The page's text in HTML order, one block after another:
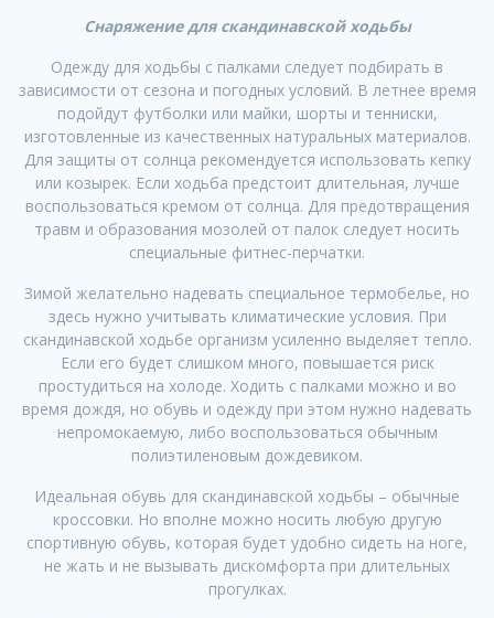
Снаряжение для скандинавской ходьбы
Одежду для ходьбы с палками следует подбирать в
зависимости от сезона и погодных условий. В летнее время
подойдут футболки или майки, шорты и тенниски,
изготовленные из качественных натуральных материалов.
Для защиты от солнца рекомендуется использовать кепку
или козырек. Если ходьба предстоит длительная, лучше
воспользоваться кремом от солнца. Для предотвращения
травм и образования мозолей от палок следует носить
специальные фитнес-перчатки.
Зимой желательно надевать специальное термобелье, но
здесь нужно учитывать климатические условия. При
скандинавской ходьбе организм усиленно выделяет тепло.
Если его будет слишком много, повышается риск
простудиться на холоде. Ходить с палками можно и во
время дождя, но обувь и одежду при этом нужно надевать
непромокаемую, либо воспользоваться обычным
полиэтиленовым дождевиком.
Идеальная обувь для скандинавской ходьбы – обычные
кроссовки. Но вполне можно носить любую другую
спортивную обувь, которая будет удобно сидеть на ноге,
не жать и не вызывать дискомфорта при длительных
прогулках.